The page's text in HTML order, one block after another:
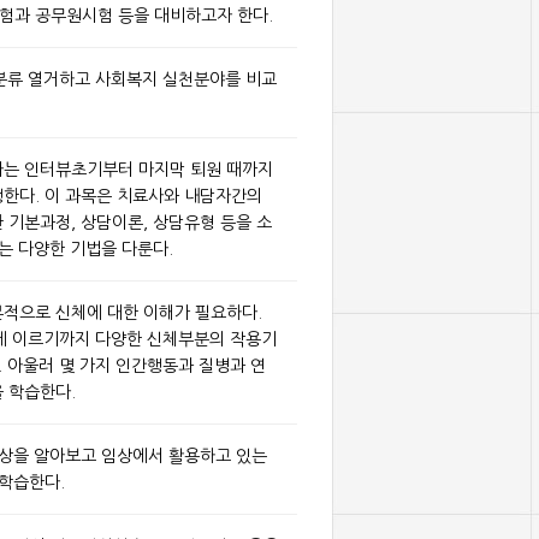
과 공무원시험 등을 대비하고자 한다.
열거하고 사회복지 실천분야를 비교
인터뷰초기부터 마지막 퇴원 때까지
다. 이 과목은 치료사와 내담자간의
본과정, 상담이론, 상담유형 등을 소
다양한 기법을 다룬다.
으로 신체에 대한 이해가 필요하다.
르기까지 다양한 신체부분의 작용기
울러 몇 가지 인간행동과 질병과 연
학습한다.
을 알아보고 임상에서 활용하고 있는
습한다.